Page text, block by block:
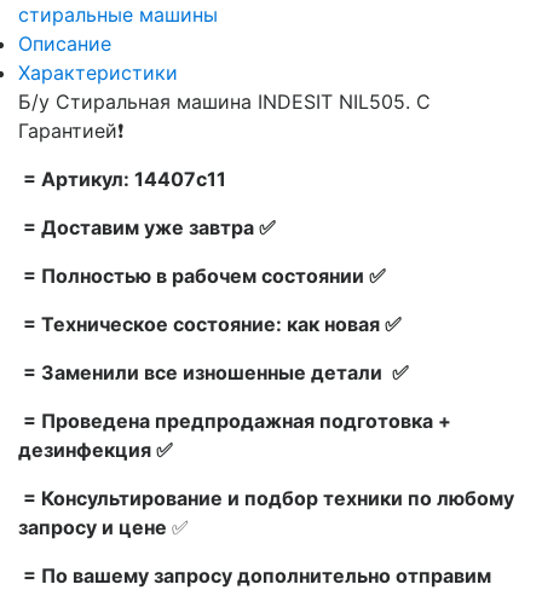
стиральные машины
Описание
Характеристики
Б/у Стиральная машина INDESIT NIL505. С
Гарантией❗
= Артикул: 14407c11
= Доставим уже завтра ✅
= Полностью в рабочем состоянии ✅
= Техническое состояние: как новая ✅
= Заменили все изношенные детали ✅
= Проведена предпродажная подготовка +
дезинфекция ✅
= Консультирование и подбор техники по любому
запросу и цене ✅
= По вашему запросу дополнительно отправим